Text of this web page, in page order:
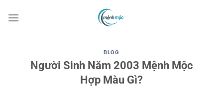
đến
BLOG
Người Sinh Năm 2003 Mệnh Mộc
Hợp Màu Gì?